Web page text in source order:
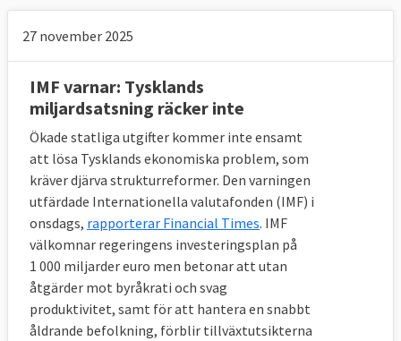
27 november 2025
IMF varnar: Tysklands
miljardsatsning räcker inte
Ökade statliga utgifter kommer inte ensamt
att lösa Tysklands ekonomiska problem, som
kräver djärva strukturreformer. Den varningen
utfärdade Internationella valutafonden (IMF) i
onsdags, rapporterar Financial Times. IMF
välkomnar regeringens investeringsplan på
1 000 miljarder euro men betonar att utan
åtgärder mot byråkrati och svag
produktivitet, samt för att hantera en snabbt
åldrande befolkning, förblir tillväxtutsikterna